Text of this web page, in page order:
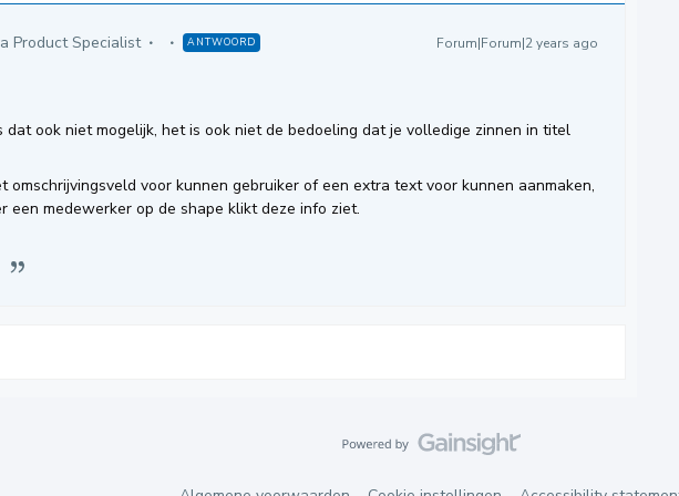
Product Specialist ANTWOORD Forum|Forum|2 years ago
dat ook niet mogelijk, het is ook niet de bedoeling dat je volledige zinnen in titel
omschrijvingsveld voor kunnen gebruiker of een extra text voor kunnen aanmaken,
een medewerker op de shape klikt deze info ziet.